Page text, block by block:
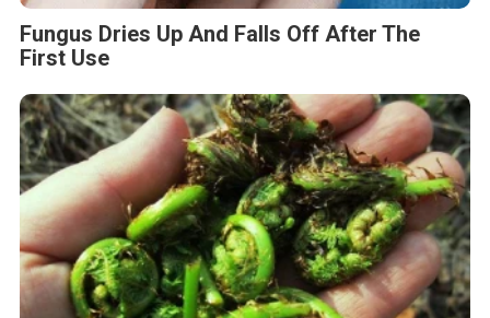
Fungus Dries Up And Falls Off After The
First Use